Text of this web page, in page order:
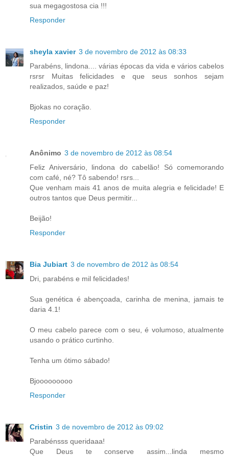
sua megagostosa cia !!!
Responder
sheyla xavier 3 de novembro de 2012 às 08:33
Parabéns, lindona.... várias épocas da vida e vários cabelos
rsrsr Muitas felicidades e que seus sonhos sejam
realizados, saúde e paz!
Bjokas no coração.
Responder
Anônimo 3 de novembro de 2012 às 08:54
Feliz Aniversário, lindona do cabelão! Só comemorando
com café, né? Tô sabendo! rsrs...
Que venham mais 41 anos de muita alegria e felicidade! E
outros tantos que Deus permitir...
Beijão!
Responder
Bia Jubiart 3 de novembro de 2012 às 08:54
Dri, parabéns e mil felicidades!
Sua genética é abençoada, carinha de menina, jamais te
daria 4.1!
O meu cabelo parece com o seu, é volumoso, atualmente
usando o prático curtinho.
Tenha um ótimo sábado!
Bjooooooooo
Responder
Cristin 3 de novembro de 2012 às 09:02
Parabénsss queridaaa!
Que Deus te conserve assim...linda mesmo